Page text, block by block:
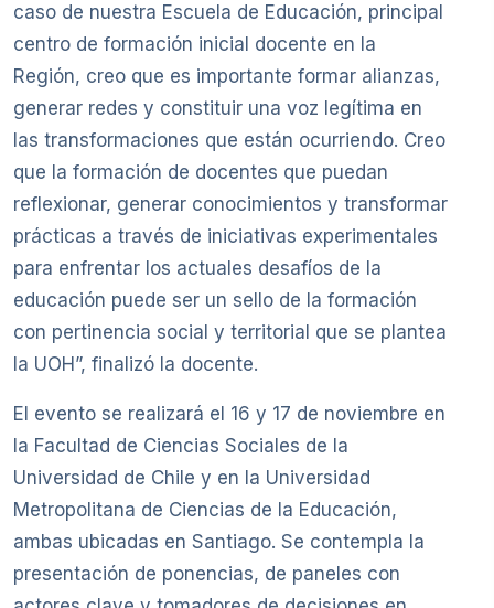
caso de nuestra Escuela de Educación, principal
centro de formación inicial docente en la
Región, creo que es importante formar alianzas,
generar redes y constituir una voz legítima en
las transformaciones que están ocurriendo. Creo
que la formación de docentes que puedan
reflexionar, generar conocimientos y transformar
prácticas a través de iniciativas experimentales
para enfrentar los actuales desafíos de la
educación puede ser un sello de la formación
con pertinencia social y territorial que se plantea
la UOH”, finalizó la docente.
El evento se realizará el 16 y 17 de noviembre en
la Facultad de Ciencias Sociales de la
Universidad de Chile y en la Universidad
Metropolitana de Ciencias de la Educación,
ambas ubicadas en Santiago. Se contempla la
presentación de ponencias, de paneles con